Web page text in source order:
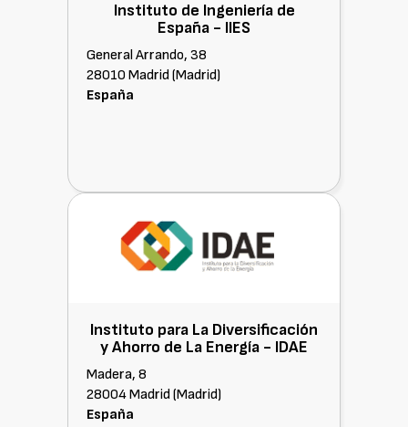
Instituto de Ingeniería de
España - IIES
General Arrando, 38
28010 Madrid (Madrid)
España
Instituto para La Diversificación
y Ahorro de La Energía - IDAE
Madera, 8
28004 Madrid (Madrid)
España